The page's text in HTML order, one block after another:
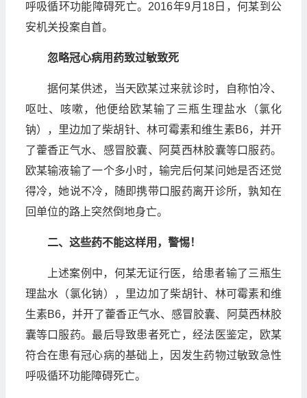
呼吸循环功能障碍死亡。2016年9月18日，何某到公
安机关投案自首。
忽略冠心病用药致过敏致死
据何某供述，当天欧某过来就诊时，自称怕冷、
呕吐、咳嗽，他便给欧某输了三瓶生理盐水（氯化
钠），里边加了柴胡针、林可霉素和维生素B6，并开
了藿香正气水、感冒胶囊、阿莫西林胶囊等口服药。
欧某输液输了一个多小时，输完后何某问她是否还觉
得冷，她说不冷，随即携带口服药离开诊所，孰知在
回单位的路上突然倒地身亡。
二、这些药不能这样用，警惕！
上述案例中，何某无证行医，给患者输了三瓶生
理盐水（氯化钠），里边加了柴胡针、林可霉素和维
生素B6，并开了藿香正气水、感冒胶囊、阿莫西林胶
囊等口服药。最后导致患者死亡，经法医鉴定，欧某
符合在患有冠心病的基础上，因发生药物过敏致急性
呼吸循环功能障碍死亡。